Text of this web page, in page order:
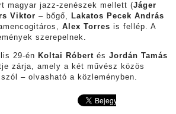
magyar jazz-zenészek mellett (Jáger
Viktor – bőgő,
Lakatos Pecek András
Alex Torres is fellép. A
szerepelnek.
29-én Koltai Róbert és Jordán Tamás
zárja, amely a két művész közös
– olvasható a közleményben.